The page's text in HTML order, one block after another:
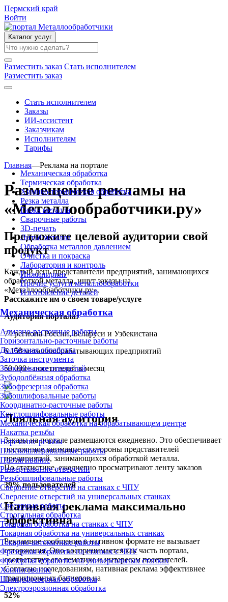
Пермский край
Войти
Каталог услуг
Разместить заказ Стать исполнителем
Разместить заказ
Стать исполнителем
Заказы
ИИ-ассистент
Заказчикам
Исполнителям
Тарифы
Механическая обработка
Термическая обработка
Химико-термическая обработка
Резка металла
Гибка металла
Сварочные работы
3D-печать
Литьё металла
Обработка металлов давлением
Очистка и покраска
Лаборатория и контроль
Инжиниринг
Прочие услуги металлообработки
Изготовление деталей
Механическая обработка
Алмазно-расточные работы
Горизонтально-расточные работы
Долбёжная обработка
Заточка инструмента
Зенкерование отверстий
Зубодолбёжная обработка
Зубофрезерная обработка
Зубошлифовальные работы
Координатно-расточные работы
Круглошлифовальные работы
Механическая обработка на обрабатывающем центре
Накатка резьбы
Нарезание резьбы
Плоскошлифовальные работы
Протягивание
Развертывание отверстий
Резьбошлифовальные работы
Сверление отверстий на станках с ЧПУ
Сверление отверстий на универсальных станках
Слесарные работы
Строгальная обработка
Токарная обработка на станках с ЧПУ
Токарная обработка на универсальных станках
Токарно-автоматные работы
Фрезерная обработка на станках с ЧПУ
Фрезерная обработка на универсальных станках
Хонингование
Шлицефрезерная обработка
Электроэрозионная обработка
Главная—Реклама на портале
Размещение рекламы на
«Металлообработчики.ру»
Предложите целевой аудитории свой
продукт
Каждый день представители предприятий, занимающихся
обработкой металла, ищут заказы на
«Металлообработчики.ру».
Расскажите им о своем товаре/услуге
Аудитория портала:
74региона России, Беларуси и Узбекистана
6 158металлообрабатывающих предприятий
50 000+посетителей в месяц
Лояльная аудитория
Заказы на портале размещаются ежедневно. Это обеспечивает
постоянное внимание со стороны представителей
предприятий, занимающихся обработкой металла.
По статистике, ежедневно просматривают ленту заказов
39% пользователей
Нативная реклама максимально
эффективна
Рекламное сообщение в нативном формате не вызывает
отторжения. Оно воспринимается как часть портала,
соответствуя его тематике и интересам посетителей.
Согласно исследованиям, нативная реклама эффективнее
традиционных баннеров на
52%